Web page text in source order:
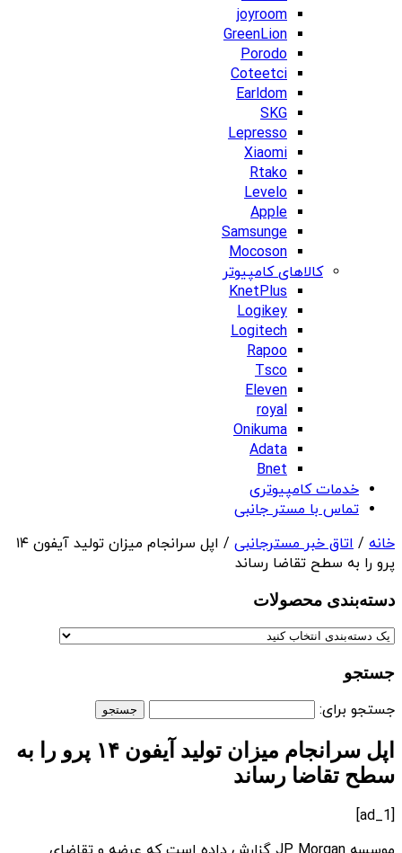
joyroom
GreenLion
Porodo
Coteetci
Earldom
SKG
Lepresso
Xiaomi
Rtako
Levelo
Apple
Samsunge
Mocoson
کالاهای کامپیوتر
KnetPlus
Logikey
Logitech
Rapoo
Tsco
Eleven
royal
Onikuma
Adata
Bnet
خدمات کامپیوتری
تماس با مستر جانبی
خانه / اتاق خبر مسترجانبی
/ اپل سرانجام میزان تولید آیفون ۱۴
پرو را به سطح تقاضا رساند
دسته‌بندی‌ محصولات
جستجو
جستجو برای:
اپل سرانجام میزان تولید آیفون ۱۴ پرو را به
سطح تقاضا رساند
[ad_1]